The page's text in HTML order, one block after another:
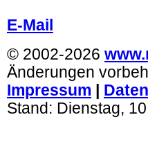
E-Mail
© 2002-2026
Änderungen
Impressum
Stand: Dienstag,